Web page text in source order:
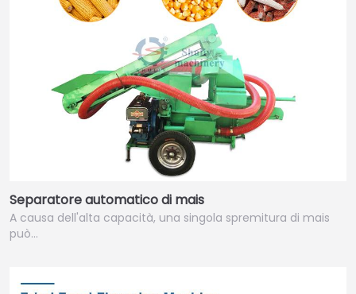
Separatore automatico di mais
A causa dell'alta capacità, una singola spremitura di mais
può…